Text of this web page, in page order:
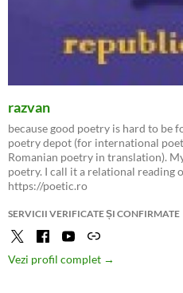
razvan
because good poetry is hard to be
poetry depot (for international
Romanian poetry in translation).
poetry. I call it a relational reading
https://poetic.ro
SERVICII VERIFICATE ȘI CONFIRMATE
Vezi profil complet →